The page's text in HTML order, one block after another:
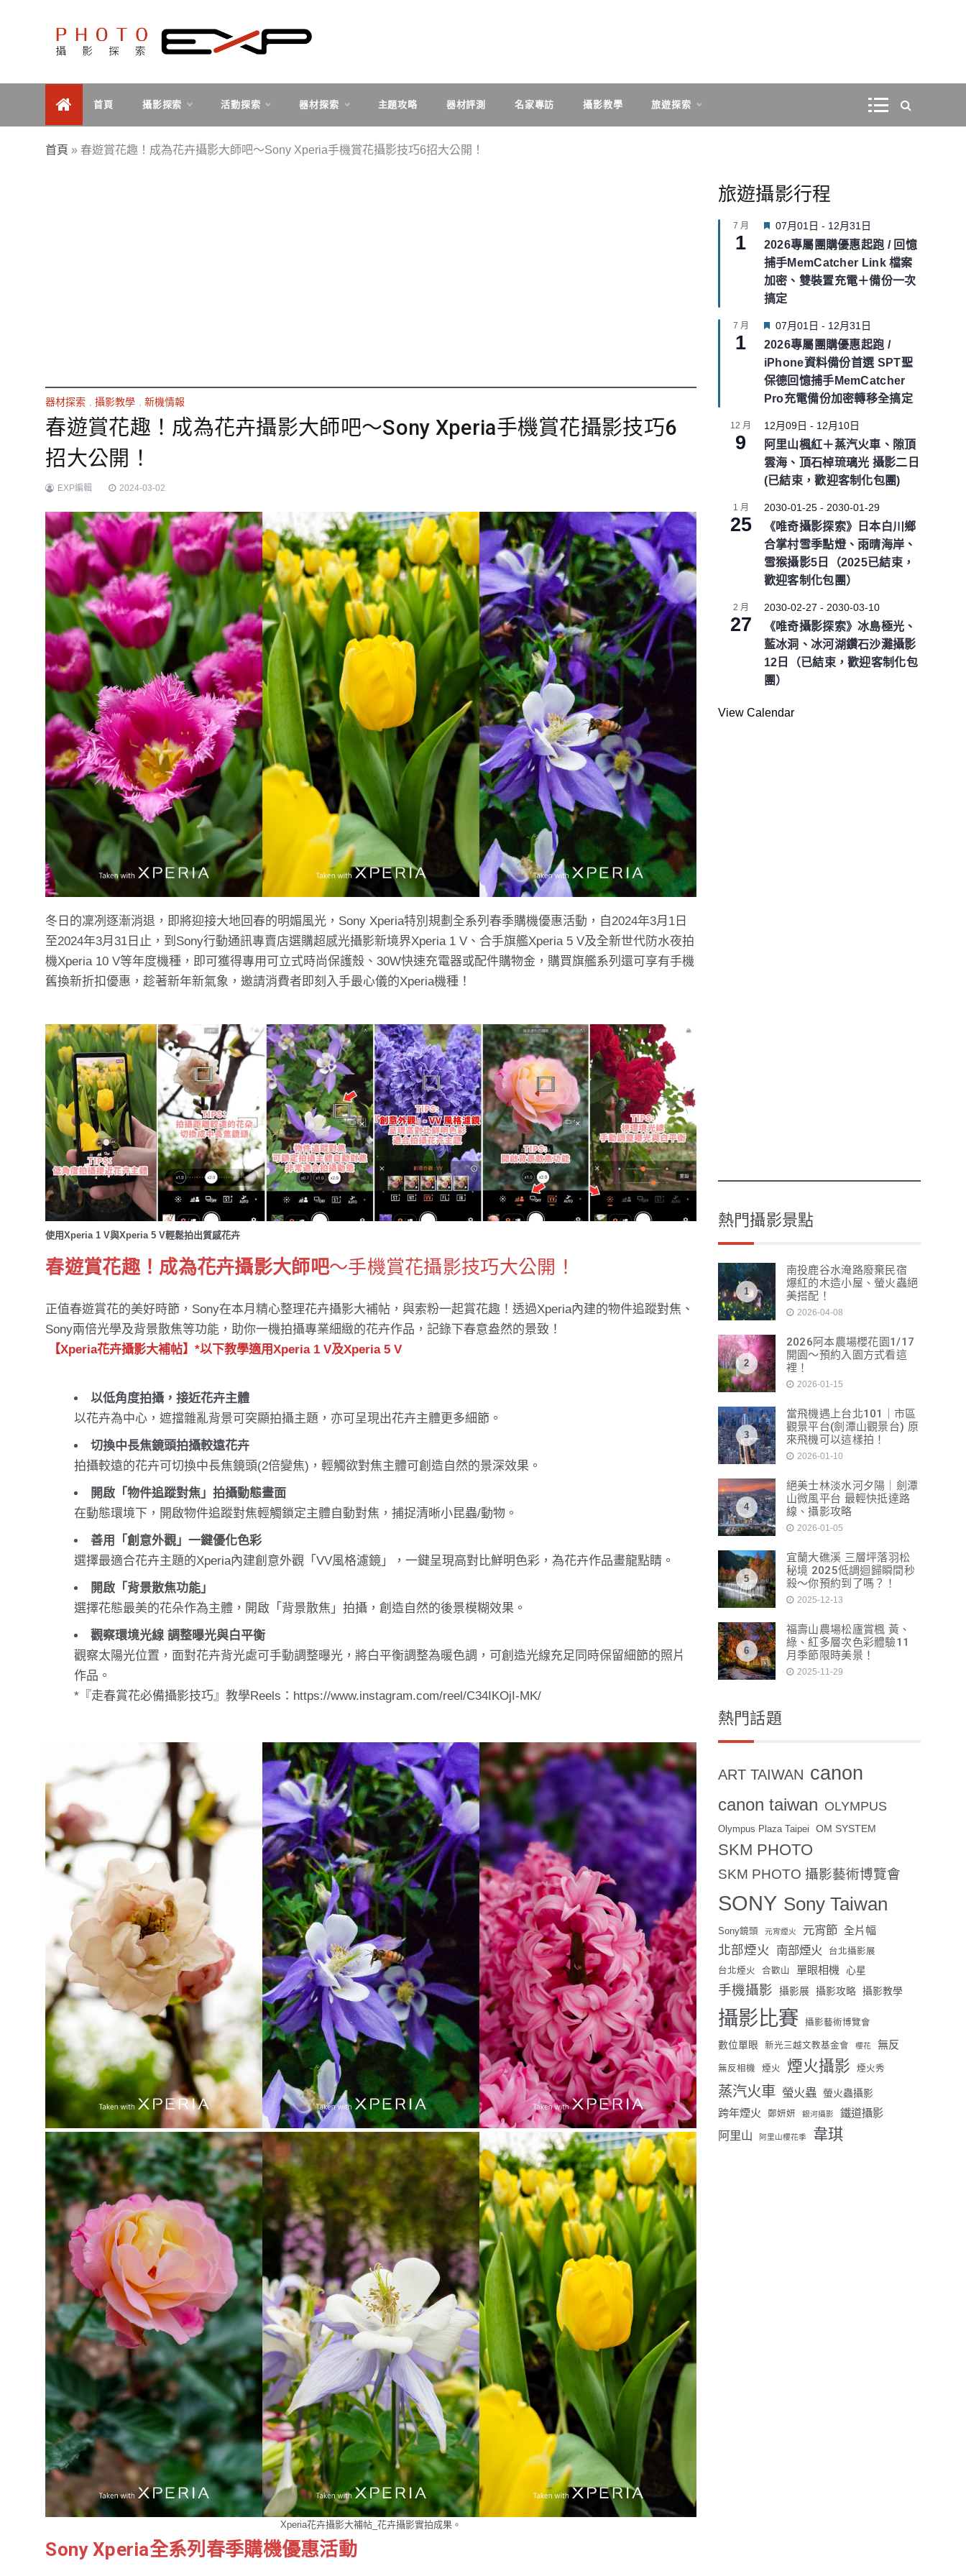
PHOTOEXP攝影探索
首頁 攝影探索 活動探索 器材探索 主題攻略 器材評測 名家專訪 攝影教學 旅遊探索
首頁 » 春遊賞花趣！成為花卉攝影大師吧～Sony Xperia手機賞花攝影技巧6招大公開！
器材探索 ,攝影教學 ,新機情報
春遊賞花趣！成為花卉攝影大師吧～Sony Xperia手機賞花攝影技巧6
招大公開！
EXP編輯 2024-03-02
冬日的凜冽逐漸消退，即將迎接大地回春的明媚風光，Sony Xperia特別規劃全系列春季購機優惠活動，自2024年3月1日
至2024年3月31日止，到Sony行動通訊專賣店選購超感光攝影新境界Xperia 1 V、合手旗艦Xperia 5 V及全新世代防水夜拍
機Xperia 10 V等年度機種，即可獲得專用可立式時尚保護殼、30W快速充電器或配件購物金，購買旗艦系列還可享有手機
舊換新折扣優惠，趁著新年新氣象，邀請消費者即刻入手最心儀的Xperia機種！
使用Xperia 1 V與Xperia 5 V輕鬆拍出質感花卉
春遊賞花趣！成為花卉攝影大師吧～手機賞花攝影技巧大公開！
正值春遊賞花的美好時節，Sony在本月精心整理花卉攝影大補帖，與索粉一起賞花趣！透過Xperia內建的物件追蹤對焦、
Sony兩倍光學及背景散焦等功能，助你一機拍攝專業細緻的花卉作品，記錄下春意盎然的景致！
【Xperia花卉攝影大補帖】*以下教學適用Xperia 1 V及Xperia 5 V
以低角度拍攝，接近花卉主體
以花卉為中心，遮擋雜亂背景可突顯拍攝主題，亦可呈現出花卉主體更多細節。
切換中長焦鏡頭拍攝較遠花卉
拍攝較遠的花卉可切換中長焦鏡頭(2倍變焦)，輕觸欲對焦主體可創造自然的景深效果。
開啟「物件追蹤對焦」拍攝動態畫面
在動態環境下，開啟物件追蹤對焦輕觸鎖定主體自動對焦，捕捉清晰小昆蟲/動物。
善用「創意外觀」一鍵優化色彩
選擇最適合花卉主題的Xperia內建創意外觀「VV風格濾鏡」，一鍵呈現高對比鮮明色彩，為花卉作品畫龍點睛。
開啟「背景散焦功能」
選擇花態最美的花朵作為主體，開啟「背景散焦」拍攝，創造自然的後景模糊效果。
觀察環境光線 調整曝光與白平衡
觀察太陽光位置，面對花卉背光處可手動調整曝光，將白平衡調整為暖色調，可創造光線充足同時保留細節的照片
作品。
*『走春賞花必備攝影技巧』教學Reels： https://www.instagram.com/reel/C34IKOjI-MK/
Xperia花卉攝影大補帖_花卉攝影實拍成果。
Sony Xperia全系列春季購機優惠活動
旅遊攝影行程
7 月
1
F
e
a
t
u
r
e
d
07月01日 - 12月31日
2026專屬團購優惠起跑 / 回憶
捕手MemCatcher Link 檔案
加密、雙裝置充電＋備份一次
搞定
7 月
1
F
e
a
t
u
e
d
07月01日 - 12月31日
2026專屬團購優惠起跑 /
iPhone資料備份首選 SPT聖
保德回憶捕手MemCatcher
Pro充電備份加密轉移全搞定
12 月
9
12月09日 - 12月10日
阿里山楓紅＋蒸汽火車、隙頂
雲海、頂石棹琉璃光 攝影二日
(已結束，歡迎客制化包團)
1 月
25
2030-01-25- 2030-01-29
《唯奇攝影探索》日本白川鄉
合掌村雪季點燈、雨晴海岸、
雪猴攝影5日（2025已結束，
歡迎客制化包團）
2 月
27
2030-02-27 - 2030-03-10
《唯奇攝影探索》冰島極光、
藍冰洞、冰河湖鑽石沙灘攝影
12日（已結束，歡迎客制化包
團）
View Calendar
熱門攝影景點
1
南投鹿谷水淹路廢棄民宿
爆紅的木造小屋、螢火蟲絕
美搭配！
2026-04-08
2
2026阿本農場櫻花園1/17
開園～預約入園方式看這
裡！
2026-01-15
3
當飛機遇上台北101｜市區
觀景平台(劍潭山觀景台) 原
來飛機可以這樣拍！
2026-01-10
4
絕美士林淡水河夕陽｜劍潭
山微風平台 最輕快抵達路
線、攝影攻略
2026-01-05
5
宜蘭大礁溪 三層坪落羽松
秘境 2025低調迴歸瞬間秒
殺～你預約到了嗎？！
2025-12-13
6
福壽山農場松廬賞楓 黃、
綠、紅多層次色彩體驗11
月季節限時美景！
2025-11-29
熱門話題
ART TAIWAN canon
canon taiwan OLYMPUS
Olympus Plaza Taipei OM SYSTEM
SKM PHOTO
SKM PHOTO 攝影藝術博覽會
SONY Sony Taiwan
Sony鏡頭 元宵煙火 元宵節 全片幅
北部煙火 南部煙火
台北攝影展
台北煙火
合歡山 單眼相機 心星
手機攝影 攝影展 攝影攻略 攝影教學
攝影比賽 攝影藝術博覽會
數位單眼 新光三越文教基金會 櫻花 無反
無反相機 煙火 煙火攝影 煙火秀
蒸汽火車 螢火蟲 螢火蟲攝影
跨年煙火 鄭妍妍 銀河攝影 鐵道攝影
阿里山 阿里山櫻花季 韋琪